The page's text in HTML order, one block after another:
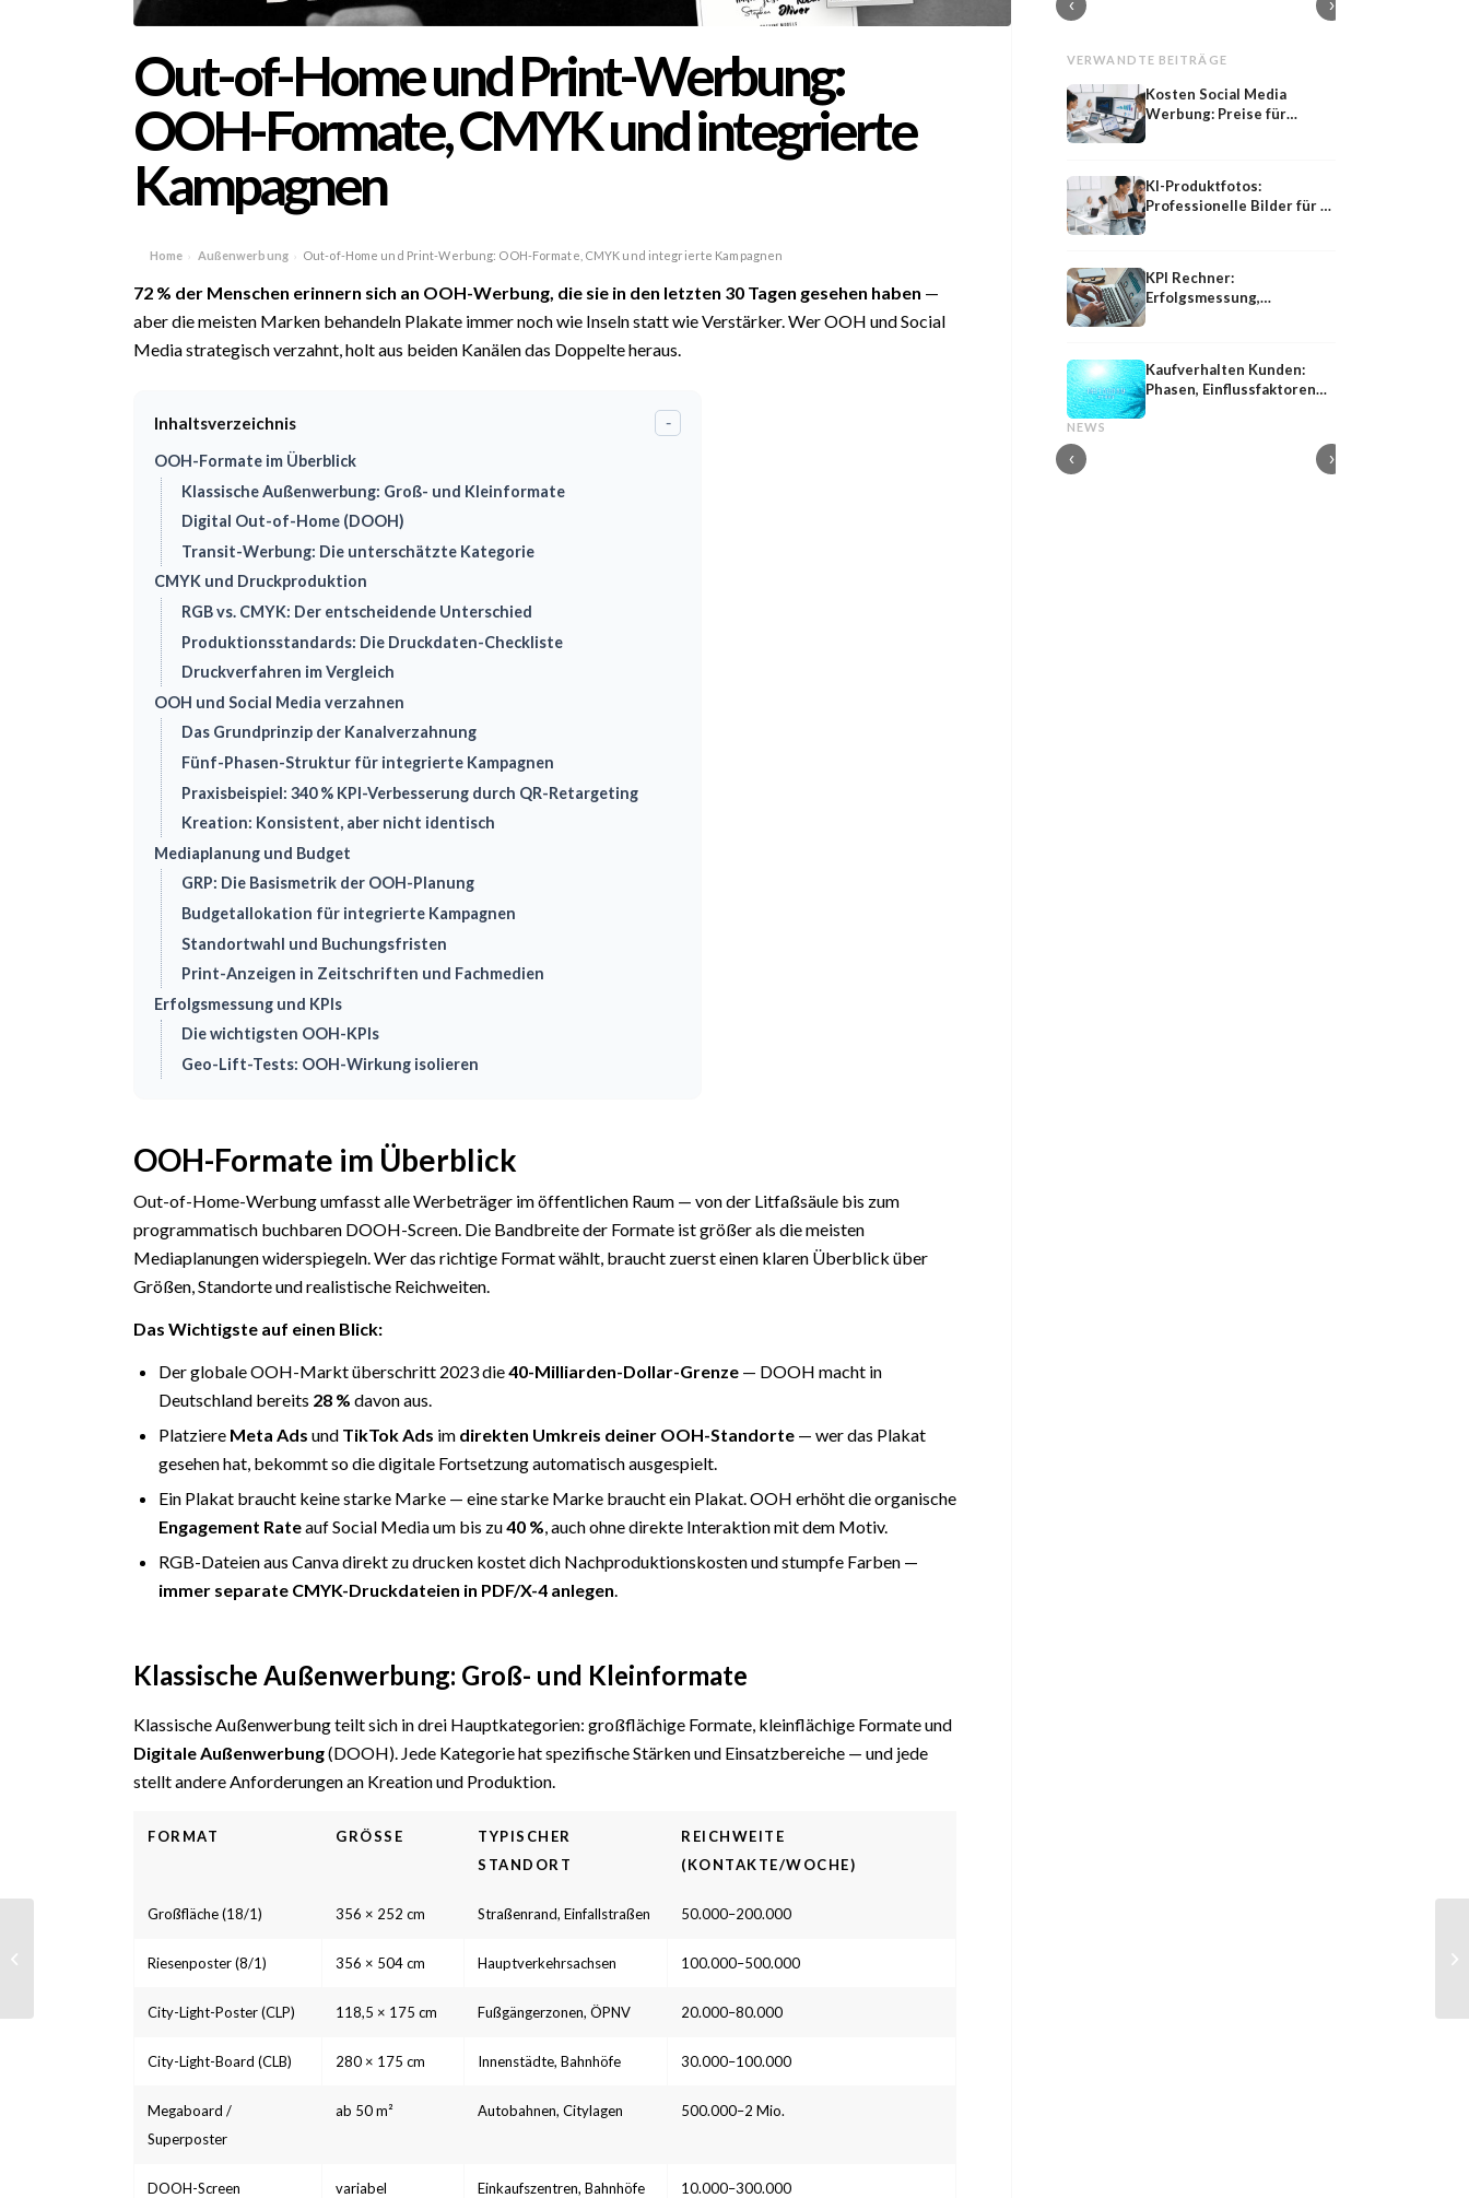
Out-of-Home und Print-Werbung:
OOH-Formate, CMYK und integrierte
Kampagnen
Home › Außenwerbung › Out-of-Home und Print-Werbung: OOH-Formate, CMYK und integrierte Kampagnen
72 % der Menschen erinnern sich an OOH-Werbung, die sie in den letzten 30 Tagen gesehen haben —
aber die meisten Marken behandeln Plakate immer noch wie Inseln statt wie Verstärker. Wer OOH und Social
Media strategisch verzahnt, holt aus beiden Kanälen das Doppelte heraus.
Inhaltsverzeichnis -
OOH-Formate im Überblick
Klassische Außenwerbung: Groß- und Kleinformate
Digital Out-of-Home (DOOH)
Transit-Werbung: Die unterschätzte Kategorie
CMYK und Druckproduktion
RGB vs. CMYK: Der entscheidende Unterschied
Produktionsstandards: Die Druckdaten-Checkliste
Druckverfahren im Vergleich
OOH und Social Media verzahnen
Das Grundprinzip der Kanalverzahnung
Fünf-Phasen-Struktur für integrierte Kampagnen
Praxisbeispiel: 340 % KPI-Verbesserung durch QR-Retargeting
Kreation: Konsistent, aber nicht identisch
Mediaplanung und Budget
GRP: Die Basismetrik der OOH-Planung
Budgetallokation für integrierte Kampagnen
Standortwahl und Buchungsfristen
Print-Anzeigen in Zeitschriften und Fachmedien
Erfolgsmessung und KPIs
Die wichtigsten OOH-KPIs
Geo-Lift-Tests: OOH-Wirkung isolieren
OOH-Formate im Überblick
Out-of-Home-Werbung umfasst alle Werbeträger im öffentlichen Raum — von der Litfaßsäule bis zum
programmatisch buchbaren DOOH-Screen. Die Bandbreite der Formate ist größer als die meisten
Mediaplanungen widerspiegeln. Wer das richtige Format wählt, braucht zuerst einen klaren Überblick über
Größen, Standorte und realistische Reichweiten.
Das Wichtigste auf einen Blick:
Der globale OOH-Markt überschritt 2023 die40-Milliarden-Dollar-Grenze — DOOH macht in
Deutschland bereits 28 % davon aus.
Platziere Meta Ads und TikTok Ads im direkten Umkreis deiner OOH-Standorte — wer das Plakat
gesehen hat, bekommt so die digitale Fortsetzung automatisch ausgespielt.
Ein Plakat braucht keine starke Marke — eine starke Marke braucht ein Plakat. OOH erhöht die organische
Engagement Rateauf Social Media um bis zu40 %, auch ohne direkte Interaktion mit dem Motiv.
RGB-Dateien aus Canva direkt zu drucken kostet dich Nachproduktionskosten und stumpfe Farben —
immer separate CMYK-Druckdateien in PDF/X-4 anlegen.
Klassische Außenwerbung: Groß- und Kleinformate
Klassische Außenwerbung teilt sich in drei Hauptkategorien: großflächige Formate, kleinflächige Formate und
Digitale Außenwerbung(DOOH). Jede Kategorie hat spezifische Stärken und Einsatzbereiche — und jede
stellt andere Anforderungen an Kreation und Produktion.
FORMAT GRÖSSE
TYPISCHER
STANDORT
REICHWEITE
(KONTAKTE/WOCHE)
Großfläche (18/1) 356 × 252 cm Straßenrand, Einfallstraßen 50.000–200.000
Riesenposter (8/1) 356 × 504 cm Hauptverkehrsachsen 100.000–500.000
City-Light-Poster (CLP) 118,5 × 175 cm Fußgängerzonen, ÖPNV 20.000–80.000
City-Light-Board (CLB) 280 × 175 cm Innenstädte, Bahnhöfe 30.000–100.000
Megaboard /
Superposter
ab 50 m² Autobahnen, Citylagen 500.000–2 Mio.
DOOH-Screen variabel Einkaufszentren, Bahnhöfe 10.000–300.000
‹ ›
VERWANDTE BEITRÄGE
Kosten Social Media
Werbung: Preise für
KI-Produktfotos:
Professionelle Bilder für E-
KPI Rechner:
Erfolgsmessung,
Kaufverhalten Kunden:
Phasen, Einflussfaktoren
NEWS
‹
Shared
Shared Media: Definition, Bedeutung und
›
Empfehlungen für